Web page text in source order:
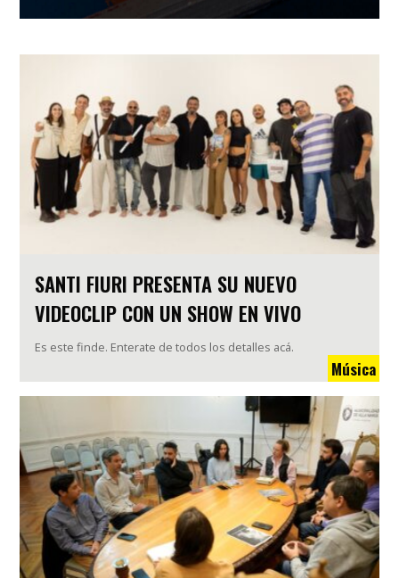
SANTI FIURI PRESENTA SU NUEVO
VIDEOCLIP CON UN SHOW EN VIVO
Es este finde. Enterate de todos los detalles acá.
Música